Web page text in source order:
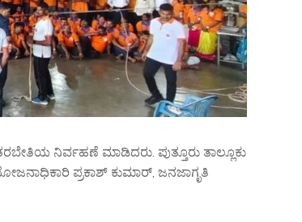
ನಿರ್ವಹಣೆ ಮಾಡಿದರು. ಪುತ್ತೂರು ತಾಲ್ಲೂಕು
ಪ್ರಕಾಶ್ ಕುಮಾರ್, ಜನಜಾಗೃತಿ